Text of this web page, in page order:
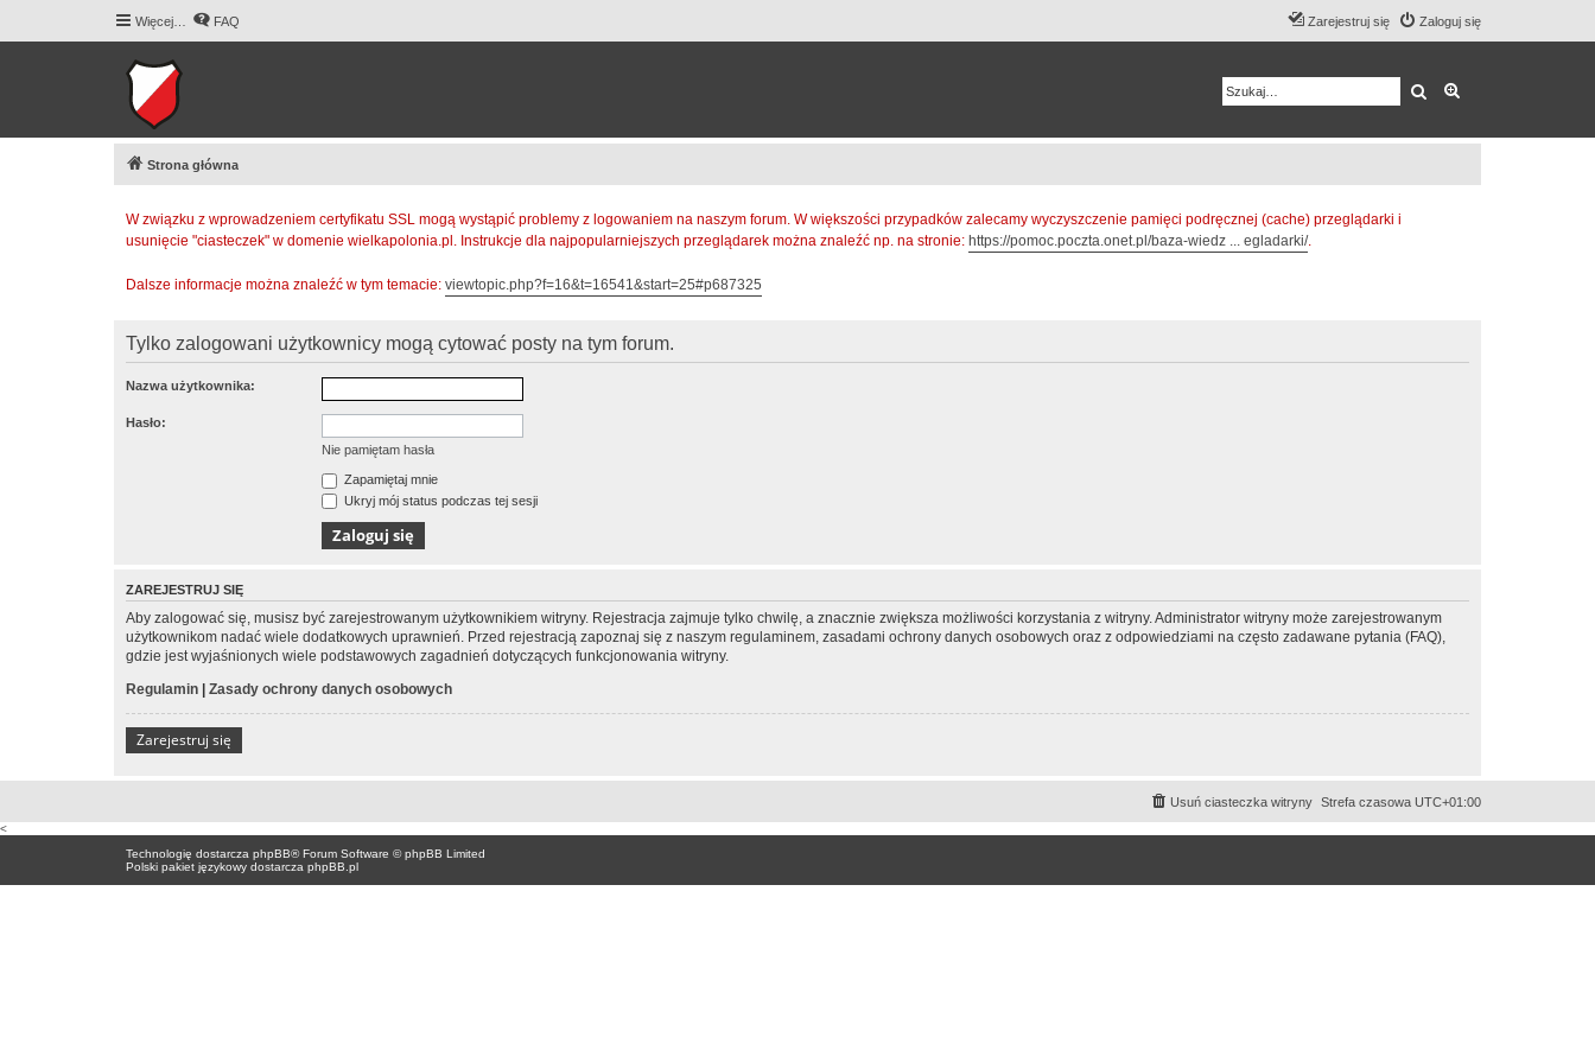
Więcej… FAQ Zaloguj się
Zarejestruj się
Szukaj
Strona główna
W związku z wprowadzeniem certyfikatu SSL mogą wystąpić problemy z logowaniem na naszym forum. W większości przypadków zalecamy wyczyszczenie pamięci podręcznej (cache) przeglądarki i
usunięcie "ciasteczek" w domenie wielkapolonia.pl. Instrukcje dla najpopularniejszych przeglądarek można znaleźć np. na stronie: https://pomoc.poczta.onet.pl/baza-wiedz ... egladarki/.
Dalsze informacje można znaleźć w tym temacie: viewtopic.php?f=16&t=16541&start=25#p687325
Tylko zalogowani użytkownicy mogą cytować posty na tym forum.
Nazwa użytkownika:
Hasło:
Nie pamiętam hasła
Zapamiętaj mnie
Ukryj mój status podczas tej sesji
ZAREJESTRUJ SIĘ
Aby zalogować się, musisz być zarejestrowanym użytkownikiem witryny. Rejestracja zajmuje tylko chwilę, a znacznie zwiększa możliwości korzystania z witryny. Administrator witryny może zarejestrowanym
użytkownikom nadać wiele dodatkowych uprawnień. Przed rejestracją zapoznaj się z naszym regulaminem, zasadami ochrony danych osobowych oraz z odpowiedziami na często zadawane pytania (FAQ),
gdzie jest wyjaśnionych wiele podstawowych zagadnień dotyczących funkcjonowania witryny.
Regulamin | Zasady ochrony danych osobowych
Zarejestruj się
Strefa czasowa UTC+01:00
Usuń ciasteczka witryny
<
Technologię dostarcza phpBB® Forum Software © phpBB Limited
Polski pakiet językowy dostarcza phpBB.pl